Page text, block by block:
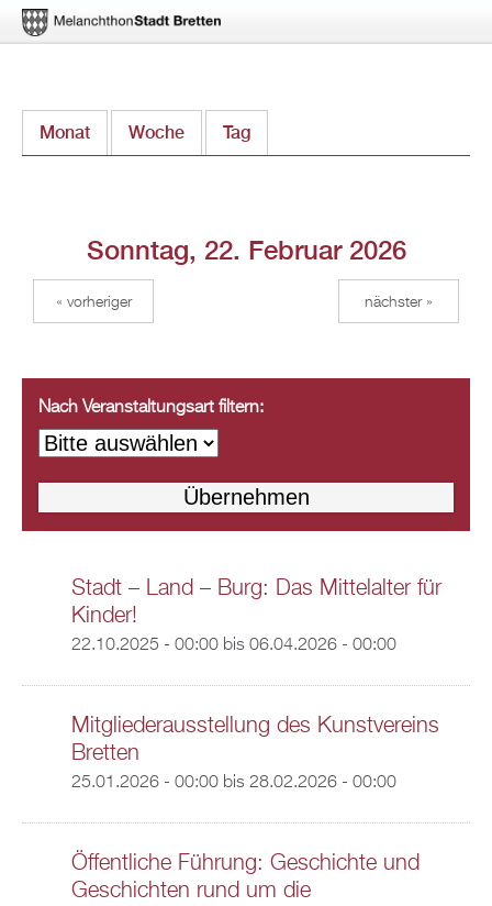
zum
Monat Woche Tag
Sonntag, 22. Februar 2026
« vorheriger nächster »
Nach Veranstaltungsart filtern:
Stadt – Land – Burg: Das Mittelalter für
Kinder!
22.10.2025 - 00:00bis 06.04.2026 - 00:00
Mitgliederausstellung des Kunstvereins
Bretten
25.01.2026 - 00:00bis 28.02.2026 - 00:00
Öffentliche Führung: Geschichte und
Geschichten rund um die